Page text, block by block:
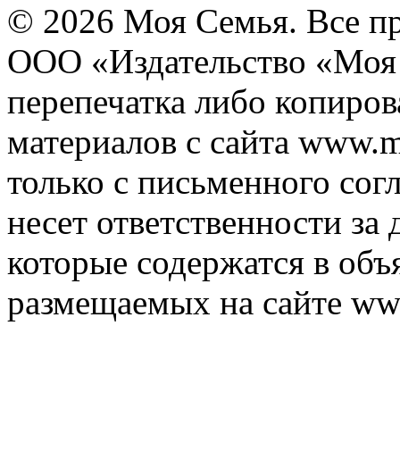
© 2026 Моя Семья. Все
ООО «Издательство
перепечатка либо
материалов с сайта
только с письменного
несет ответственности
которые содержатся в
размещаемых на сайте